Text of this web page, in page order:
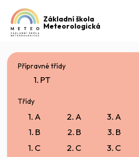
Základní škola
Meteorologická
Přípravné třídy
1. PT
Třídy
1. A
1. B
1. C
2. A
2. B
2. C
3. A
3. B
3. C